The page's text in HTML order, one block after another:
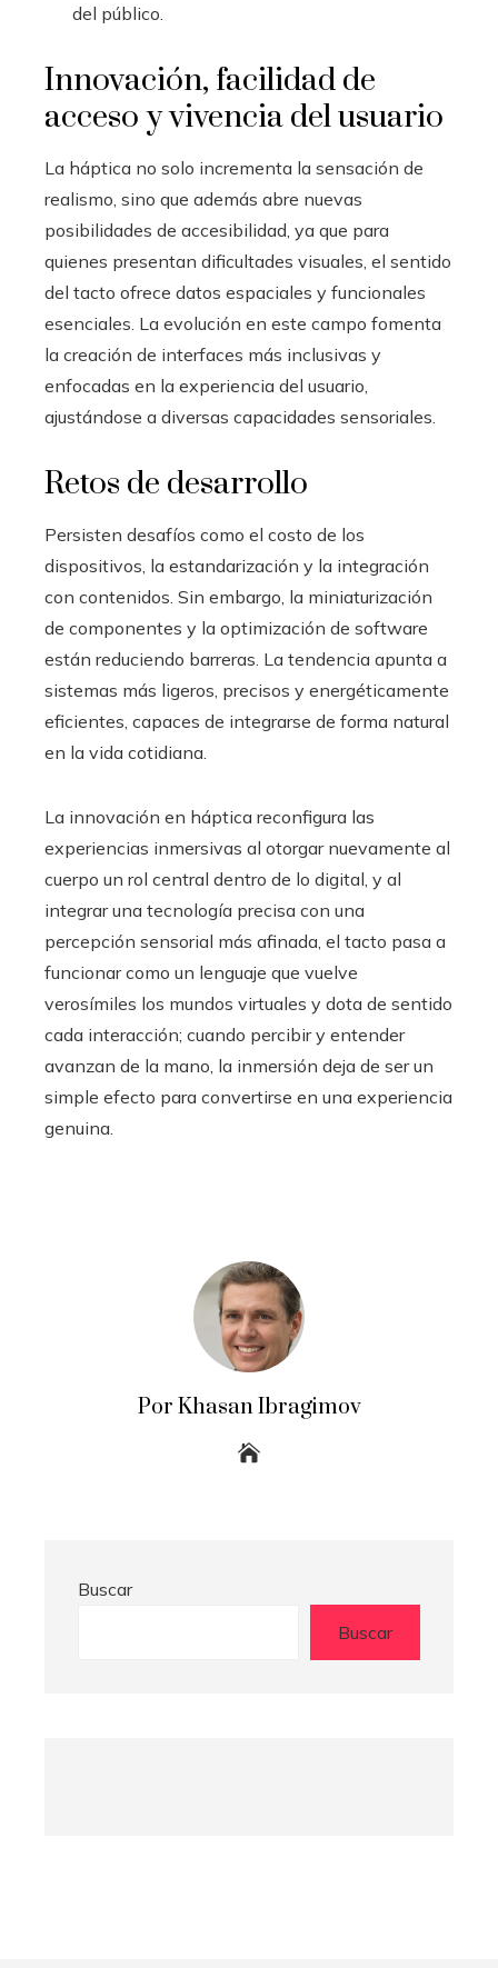
del público.
Innovación, facilidad de
acceso y vivencia del usuario
La háptica no solo incrementa la sensación de
realismo, sino que además abre nuevas
posibilidades de accesibilidad, ya que para
quienes presentan dificultades visuales, el sentido
del tacto ofrece datos espaciales y funcionales
esenciales. La evolución en este campo fomenta
la creación de interfaces más inclusivas y
enfocadas en la experiencia del usuario,
ajustándose a diversas capacidades sensoriales.
Retos de desarrollo
Persisten desafíos como el costo de los
dispositivos, la estandarización y la integración
con contenidos. Sin embargo, la miniaturización
de componentes y la optimización de software
están reduciendo barreras. La tendencia apunta a
sistemas más ligeros, precisos y energéticamente
eficientes, capaces de integrarse de forma natural
en la vida cotidiana.
La innovación en háptica reconfigura las
experiencias inmersivas al otorgar nuevamente al
cuerpo un rol central dentro de lo digital, y al
integrar una tecnología precisa con una
percepción sensorial más afinada, el tacto pasa a
funcionar como un lenguaje que vuelve
verosímiles los mundos virtuales y dota de sentido
cada interacción; cuando percibir y entender
avanzan de la mano, la inmersión deja de ser un
simple efecto para convertirse en una experiencia
genuina.
Por Khasan Ibragimov
Buscar
Buscar